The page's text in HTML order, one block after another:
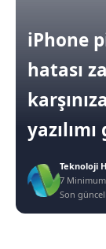
iPhone
hatası
Son
Teknoloji
7